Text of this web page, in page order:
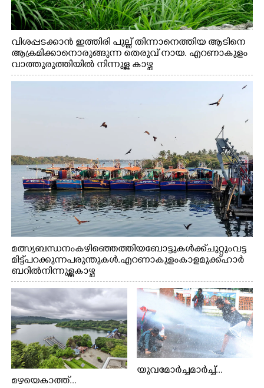
വിശപ്പടക്കാൻ ഇത്തിരി പുല്ല് തിന്നാനെത്തിയ ആടിനെ
ആക്രമിക്കാനൊരുങ്ങുന്ന തെരുവ് നായ. എറണാകുളം
വാത്തുരുത്തിയിൽ നിന്നുള്ള കാഴ്ച
മത്സ്യബന്ധനം കഴിഞ്ഞെത്തിയ ബോട്ടുകൾക്ക് ചുറ്റും വട്ട
മിട്ട് പറക്കുന്ന പരുന്തുകൾ. എറണാകുളം കാളമുക്ക് ഹാർ
ബറിൽ നിന്നുള്ള കാഴ്ച
മഴയെകാത്ത്...
യുവമോർച്ചമാർച്ച്...